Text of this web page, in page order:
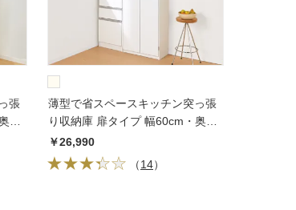
張
行
薄型で省スペースキッチン突っ張
り収納庫 扉タイプ 幅60cm・奥行
31cm
￥26,990
（14）